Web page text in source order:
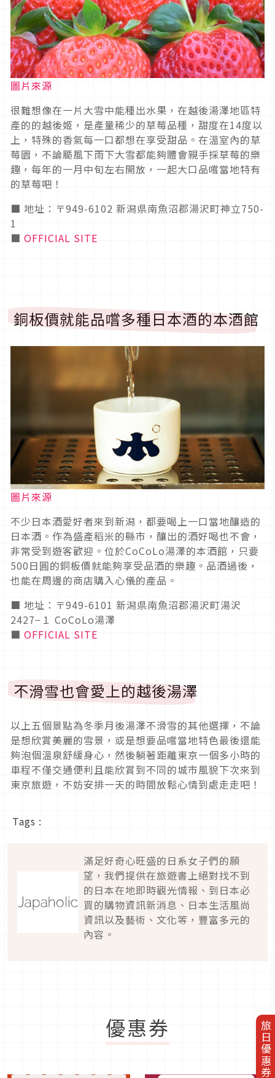
旅日優惠券
圖片來源
很難想像在一片大雪中能種出水果，在越後湯澤地區特
產的的越後姬，是產量稀少的草莓品種，甜度在14度以
上，特殊的香氣每一口都想在享受甜品。在溫室內的草
莓園，不論颳風下雨下大雪都能夠體會親手採草莓的樂
趣，每年的一月中旬左右開放，一起大口品嚐當地特有
的草莓吧！
■ 地址：〒949-6102 新潟県南魚沼郡湯沢町神立750-
1
■ OFFICIAL SITE
銅板價就能品嚐多種日本酒的本酒館
圖片來源
不少日本酒愛好者來到新潟，都要喝上一口當地釀造的
日本酒。作為盛產稻米的縣市，釀出的酒好喝也不會，
非常受到遊客歡迎。位於CoCoLo湯澤的本酒館，只要
500日圓的銅板價就能夠享受品酒的樂趣。品酒過後，
也能在周邊的商店購入心儀的產品。
■ 地址：〒949-6101 新潟県南魚沼郡湯沢町湯沢
2427−１ CoCoLo湯澤
■ OFFICIAL SITE
不滑雪也會愛上的越後湯澤
以上五個景點為冬季月後湯澤不滑雪的其他選擇，不論
是想欣賞美麗的雪景，或是想要品嚐當地特色最後還能
夠泡個溫泉舒緩身心，然後躺著距離東京一個多小時的
車程不僅交通便利且能欣賞到不同的城市風貌下次來到
東京旅遊，不妨安排一天的時間放鬆心情到處走走吧！
Tags :
滿足好奇心旺盛的日系女子們的願
望，我們提供在旅遊書上絕對找不到
的日本在地即時觀光情報、到日本必
買的購物資訊新消息、日本生活風尚
資訊以及藝術、文化等，豐富多元的
內容。
優惠券